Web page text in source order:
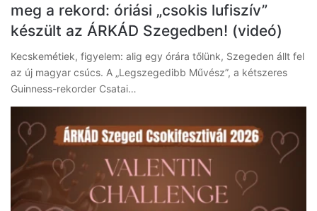
meg a rekord: óriási „csokis lufiszív”
készült az ÁRKÁD Szegedben! (videó)
Kecskemétiek, figyelem: alig egy órára tőlünk, Szegeden állt fel
az új magyar csúcs. A „Legszegedibb Művész”, a kétszeres
Guinness-rekorder Csatai…